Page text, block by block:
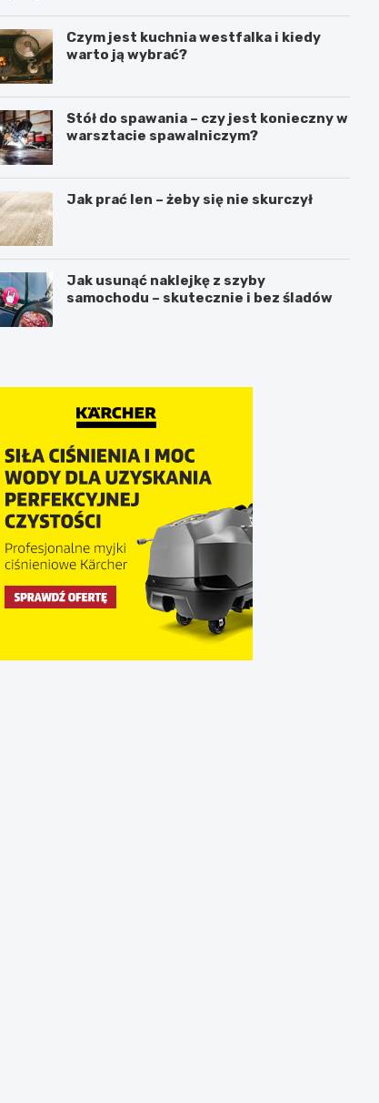
Czym jest kuchnia westfalka i kiedy
warto ją wybrać?
Stół do spawania – czy jest konieczny w
warsztacie spawalniczym?
Jak prać len – żeby się nie skurczył
Jak usunąć naklejkę z szyby
samochodu – skutecznie i bez śladów